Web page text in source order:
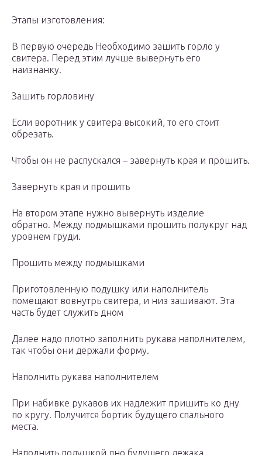
Этапы изготовления:
В первую очередь Необходимо зашить горло у
свитера. Перед этим лучше вывернуть его
наизнанку.
Зашить горловину
Если воротник у свитера высокий, то его стоит
обрезать.
Чтобы он не распускался – завернуть края и прошить.
Завернуть края и прошить
На втором этапе нужно вывернуть изделие
обратно. Между подмышками прошить полукруг над
уровнем груди.
Прошить между подмышками
Приготовленную подушку или наполнитель
помещают вовнутрь свитера, и низ зашивают. Эта
часть будет служить дном
Далее надо плотно заполнить рукава наполнителем,
так чтобы они держали форму.
Наполнить рукава наполнителем
При набивке рукавов их надлежит пришить ко дну
по кругу. Получится бортик будущего спального
места.
Наполнить подушкой дно будущего лежака